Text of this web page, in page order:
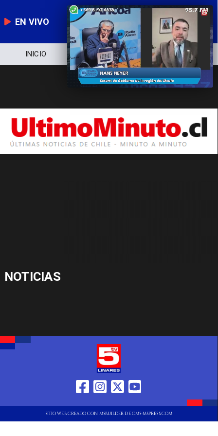
EN VIVO
INICIO NOTICIERO POLÍTICA
NOTICIAS
SITIO WEB CREADO CON MSBUILDER DE CMS-MSPRESS.COM